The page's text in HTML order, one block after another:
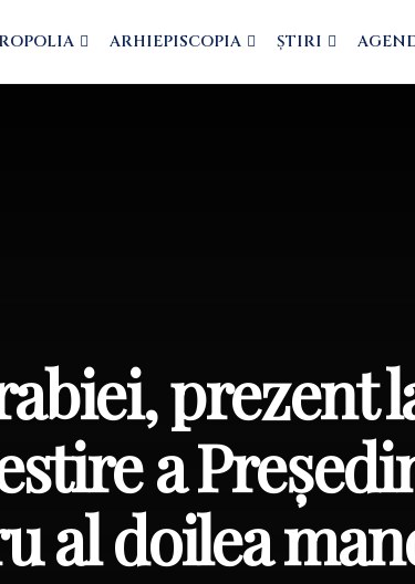
ARHIEPISCOPIA ȘTIRI
prezent
a
al doilea